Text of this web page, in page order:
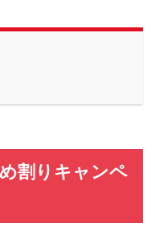
割りキャンペ